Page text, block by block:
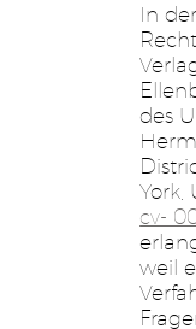
In
des
York,
cv-
weil